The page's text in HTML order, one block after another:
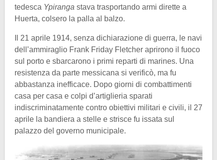
tedesca Ypiranga stava trasportando armi dirette a
Huerta, colsero la palla al balzo.
Il 21 aprile 1914, senza dichiarazione di guerra, le navi
dell’ammiraglio Frank Friday Fletcher aprirono il fuoco
sul porto e sbarcarono i primi reparti di marines. Una
resistenza da parte messicana si verificò, ma fu
abbastanza inefficace. Dopo giorni di combattimenti
casa per casa e colpi d’artiglieria sparati
indiscriminatamente contro obiettivi militari e civili, il 27
aprile la bandiera a stelle e strisce fu issata sul
palazzo del governo municipale.